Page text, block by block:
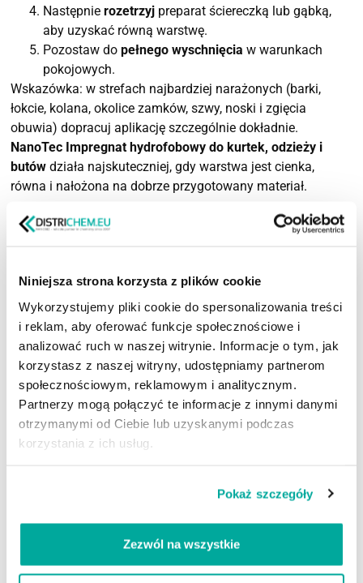
Niniejsza strona korzysta z plików cookie
Wykorzystujemy pliki cookie do spersonalizowania treści
i reklam, aby oferować funkcje społecznościowe i
analizować ruch w naszej witrynie. Informacje o tym, jak
korzystasz z naszej witryny, udostępniamy partnerom
społecznościowym, reklamowym i analitycznym.
Partnerzy mogą połączyć te informacje z innymi danymi
otrzymanymi od Ciebie lub uzyskanymi podczas
korzystania z ich usług.
Pokaż szczegóły
Zezwól na wszystkie
Następnierozetrzyj preparat ściereczką lub gąbką,
aby uzyskać równą warstwę.
Pozostaw dopełnego wyschnięcia w warunkach
pokojowych.
Wskazówka: w strefach najbardziej narażonych (barki,
łokcie, kolana, okolice zamków, szwy, noski i zgięcia
obuwia) dopracuj aplikację szczególnie dokładnie.
NanoTec Impregnat hydrofobowy do kurtek, odzieży i
butów działa najskuteczniej, gdy warstwa jest cienka,
równa i nałożona na dobrze przygotowany materiał.
Dlaczego warto impregnować odzież i obuwie terenowe?
podczas deszczu, śniegu i pracy w mokrym terenie.
Mniej plam i łatwiejsze czyszczenie:warstwa
ochronna utrudnia wiązanie brudu z włóknami, dzięki
czemu odzież i buty łatwiej doprowadzić do porządku.
Dłuższa żywotność:regularne zabezpieczanie
ogranicza degradację materiału i pozwala dłużej
utrzymać wyposażenie w dobrym stanie.
Jeżeli zależy Ci na praktycznym rozwiązaniu do kompletów
terenowych,NanoTec Impregnat hydrofobowy do kurtek,
NanoTec Impregnat hydrofobowy do kurtek, odzieży i
tak samo jak pranie i właściwe suszenie odzieży